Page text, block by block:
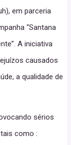
em parceria
“Santana
A iniciativa
causados
a qualidade de
sérios
como :